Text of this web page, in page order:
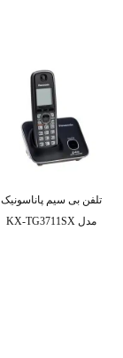
تلفن بی سیم پاناسونیک
مدل KX-TG3711SX